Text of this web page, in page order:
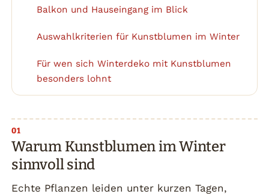
Balkon und Hauseingang im Blick
Auswahlkriterien für Kunstblumen im Winter
Für wen sich Winterdeko mit Kunstblumen
besonders lohnt
Warum Kunstblumen im Winter
sinnvoll sind
Echte Pflanzen leiden unter kurzen Tagen,